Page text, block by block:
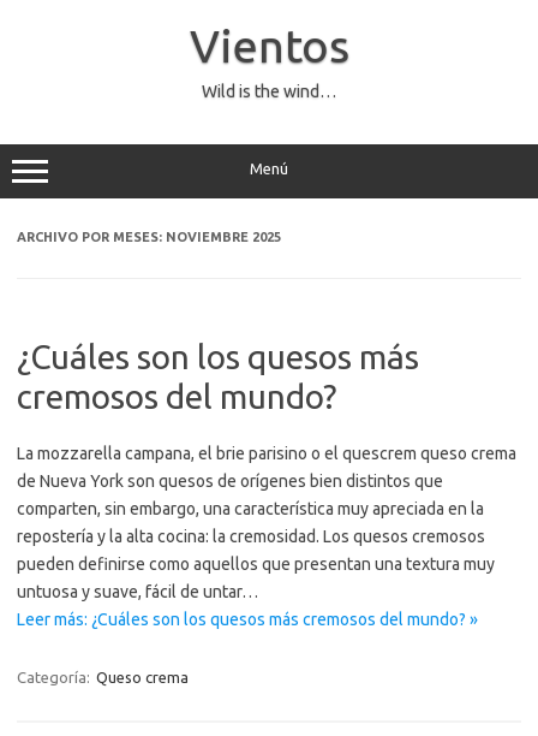
Vientos
Wild is the wind…
Menú
ARCHIVO POR MESES: NOVIEMBRE 2025
¿Cuáles son los quesos más
cremosos del mundo?
La mozzarella campana, el brie parisino o el quescrem queso crema
de Nueva York son quesos de orígenes bien distintos que
comparten, sin embargo, una característica muy apreciada en la
repostería y la alta cocina: la cremosidad. Los quesos cremosos
pueden definirse como aquellos que presentan una textura muy
untuosa y suave, fácil de untar…
Leer más: ¿Cuáles son los quesos más cremosos del mundo? »
Categoría: Queso crema